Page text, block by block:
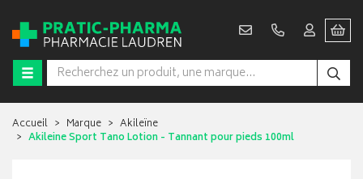
Accueil Marque
Akileïne
Akileine Sport Tano Lotion - Tannant pour pieds 100ml